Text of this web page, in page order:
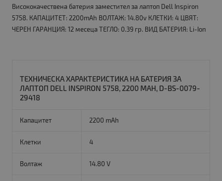
Висококачествена батерия заместител за лаптоп Dell Inspiron
5758. КАПАЦИТЕТ: 2200mAh ВОЛТАЖ: 14.80v КЛЕТКИ: 4 ЦВЯТ:
ЧЕРЕН ГАРАНЦИЯ: 12 месеца ТЕГЛО: 0.39 гр. ВИД БАТЕРИЯ: Li-Ion
ТЕХНИЧЕСКА ХАРАКТЕРИСТИКА НА БАТЕРИЯ ЗА
ЛАПТОП DELL INSPIRON 5758, 2200 MAH, D-BS-0079-
29418
Капацитет 2200 mAh
Клетки 4
Волтаж 14.80 V